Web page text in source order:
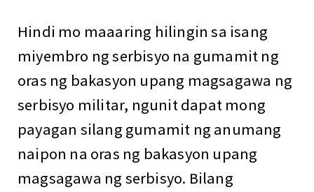
Hindi mo maaaring hilingin sa isang
miyembro ng serbisyo na gumamit ng
oras ng bakasyon upang magsagawa ng
serbisyo militar, ngunit dapat mong
payagan silang gumamit ng anumang
naipon na oras ng bakasyon upang
magsagawa ng serbisyo. Bilang